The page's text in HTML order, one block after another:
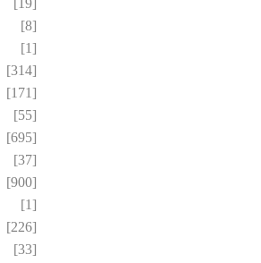
[19]
[8]
[1]
[314]
[171]
[55]
[695]
[37]
[900]
[1]
[226]
[33]